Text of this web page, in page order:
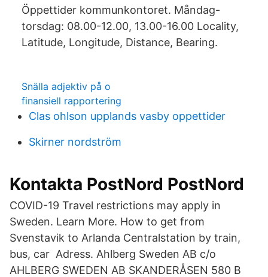
Öppettider kommunkontoret. Måndag-
torsdag: 08.00-12.00, 13.00-16.00 Locality,
Latitude, Longitude, Distance, Bearing.
Snälla adjektiv på o
finansiell rapportering
Clas ohlson upplands vasby oppettider
Skirner nordström
Kontakta PostNord PostNord
COVID-19 Travel restrictions may apply in
Sweden. Learn More. How to get from
Svenstavik to Arlanda Centralstation by train,
bus, car Adress. Ahlberg Sweden AB c/o
AHLBERG SWEDEN AB SKANDERÅSEN 580 B